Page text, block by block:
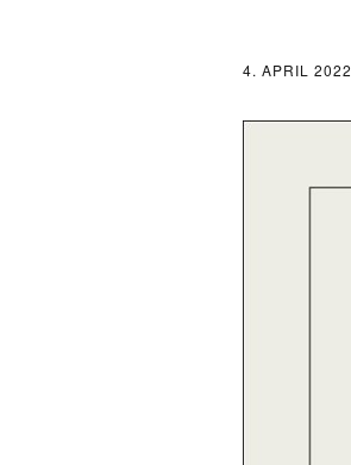
4. APRIL 2022